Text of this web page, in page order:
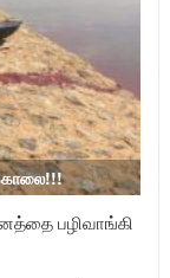
பழிவாங்கி